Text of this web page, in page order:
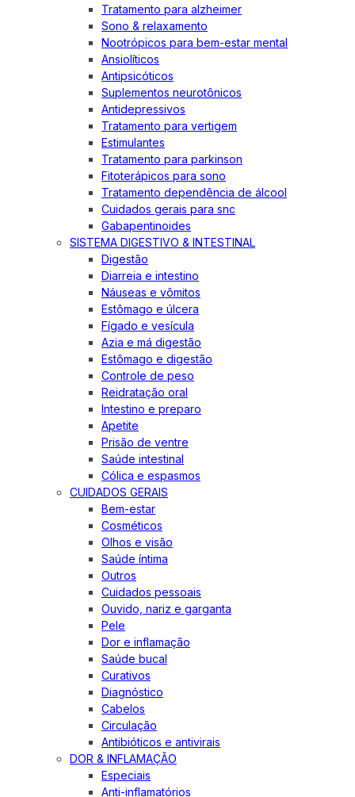
Tratamento para alzheimer
Sono & relaxamento
Nootrópicos para bem-estar mental
Ansiolíticos
Antipsicóticos
Suplementos neurotônicos
Antidepressivos
Tratamento para vertigem
Estimulantes
Tratamento para parkinson
Fitoterápicos para sono
Tratamento dependência de álcool
Cuidados gerais para snc
Gabapentinoides
SISTEMA DIGESTIVO & INTESTINAL
Digestão
Diarreia e intestino
Náuseas e vômitos
Estômago e úlcera
Fígado e vesícula
Azia e má digestão
Estômago e digestão
Controle de peso
Reidratação oral
Intestino e preparo
Apetite
Prisão de ventre
Saúde intestinal
Cólica e espasmos
CUIDADOS GERAIS
Bem-estar
Cosméticos
Olhos e visão
Saúde íntima
Outros
Cuidados pessoais
Ouvido, nariz e garganta
Pele
Dor e inflamação
Saúde bucal
Curativos
Diagnóstico
Cabelos
Circulação
Antibióticos e antivirais
DOR & INFLAMAÇÃO
Especiais
Anti-inflamatórios